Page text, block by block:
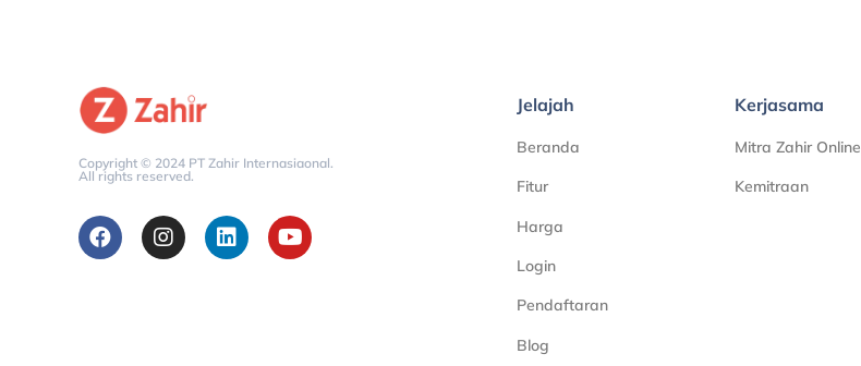
Copyright © 2024 PT Zahir Internasiaonal.
All rights reserved.
Jelajah
Beranda
Fitur
Harga
Login
Pendaftaran
Blog
Kerjasama
Mitra Zahir Online
Kemitraan